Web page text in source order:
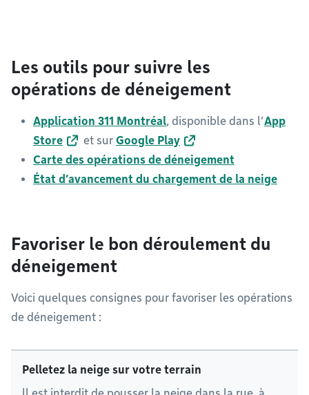
Les outils pour suivre les
opérations de déneigement
Application 311 Montréal, disponible dans l’App
Store
et sur Google Play
Carte des opérations de déneigement
État d’avancement du chargement de la neige
Favoriser le bon déroulement du
déneigement
Voici quelques consignes pour favoriser les opérations
de déneigement :
Pelletez la neige sur votre terrain